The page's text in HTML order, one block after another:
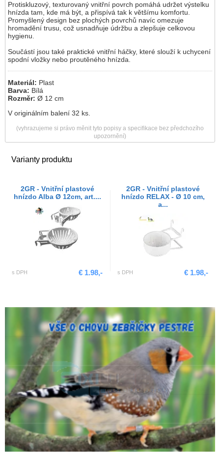
Protiskluzový, texturovaný vnitřní povrch pomáhá udržet výstelku
hnízda tam, kde má být, a přispívá tak k většímu komfortu.
Promyšlený design bez plochých povrchů navíc omezuje
hromadění trusu, což usnadňuje údržbu a zlepšuje celkovou
hygienu.
Součástí jsou také praktické vnitřní háčky, které slouží k uchycení
spodní vložky nebo proutěného hnízda.
Materiál: Plast
Barva: Bílá
Rozměr: Ø 12 cm
V originálním balení 32 ks.
(vyhrazujeme si právo měnit tyto popisy a specifikace bez předchozího
upozornění)
Varianty produktu
2GR - Vnitřní plastové
hnízdo Alba Ø 12cm, art....
s DPH € 1.98,-
2GR - Vnitřní plastové
hnízdo RELAX - Ø 10 cm,
a...
s DPH € 1.98,-